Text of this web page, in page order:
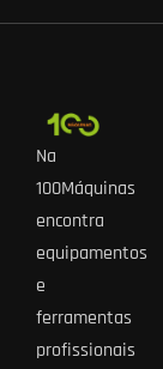
Na
100Máquinas
encontra
equipamentos
e
ferramentas
profissionais